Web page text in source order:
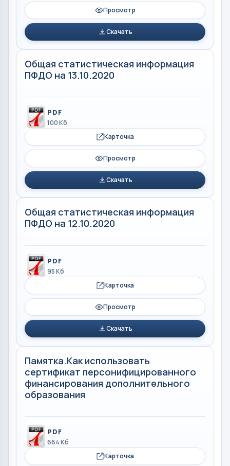
Просмотр
Скачать
Общая статистическая информация
ПФДО на 13.10.2020
PDF
100 Кб
Карточка
Просмотр
Скачать
Общая статистическая информация
ПФДО на 12.10.2020
PDF
95 Кб
Карточка
Просмотр
Скачать
Памятка.Как использовать
сертификат персонифицированного
финансирования дополнительного
образования
PDF
664 Кб
Карточка